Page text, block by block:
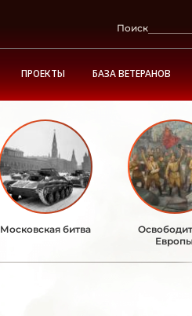
Поиск
ПРОЕКТЫ БАЗА ВЕТЕРАНОВ
Московская битва
Европы